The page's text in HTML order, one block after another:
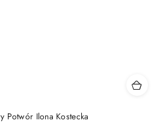
Potwór Ilona Kostecka